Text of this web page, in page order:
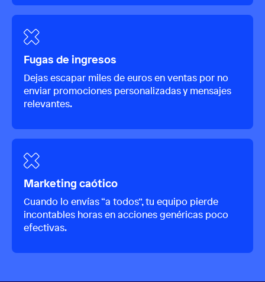
Fugas de ingresos
Dejas escapar miles de euros en ventas por no
enviar promociones personalizadas y mensajes
relevantes.
Marketing caótico
Cuando lo envías “a todos”, tu equipo pierde
incontables horas en acciones genéricas poco
efectivas.